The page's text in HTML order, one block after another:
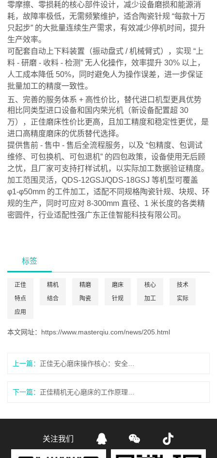
零摩擦、零损耗的核心部件设计，减少设备磨损和能源消
耗，故障率极低，无需频繁维护，适合陶瓷针规 “每款十万
只起步” 的大批量连续生产需求，有效减少停机时间，提升
生产效率。
可配套自动上下料装置（振动盘式 / 机械臂式），实现 “上
料 - 研磨 - 收料 - 检测” 无人化操作，效率提升 30% 以上，
人工成本降低 50%，同时避免人为操作误差，进一步保证
批量加工的精度一致性。
五、完善的服务体系 + 高性价比，替代进口机型更具优势
相比同类型进口设备和国内荣光机（新设备配置超 30
万），正佳磨床性价比更高，且加工精度和稳定性更优，是
进口高精度磨床的优质替代选择。
提供售前 - 售中 - 售后全流程服务，以及 “包精度、包调试
维修、可包换机、可包退机” 的四包政策，设备使用无后顾
之忧，且厂家可支持打样试机，以实际加工数据验证精度。
加工范围灵活，QDS-12GSJ/QDS-18GSJ 等机型可覆盖
φ1-φ50mm 的工件加工，适配不同规格陶瓷针规、块规、环
规的生产，同时可应对 8-300mm 直径、1 米长度的各类精
密圆件，行业适配性强广东正佳智能科技有限公司。
标签
正佳 精机 精磨 磨床 核心
技术
特点
结合 陶瓷 针规 加工
实际
应用
本文网址： https://www.masterqiu.com/news/205.html
上一篇： 正佳无心磨床操作核心：安全第一、参数精准、过程稳定
下一篇： 正佳精机无心磨床的工作原理，外圆精密加工
关注我们   